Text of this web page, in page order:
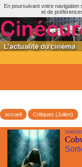
En poursuivant votre navigation
et de
accueil Critiques (Julien)